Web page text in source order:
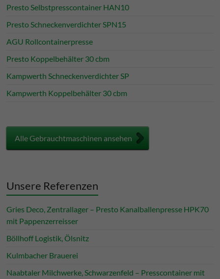
Presto Selbstpresscontainer HAN10
Presto Schneckenverdichter SPN15
AGU Rollcontainerpresse
Presto Koppelbehälter 30 cbm
Kampwerth Schneckenverdichter SP
Kampwerth Koppelbehälter 30 cbm
Alle Gebrauchtmaschinen ansehen
Unsere Referenzen
Gries Deco, Zentrallager – Presto Kanalballenpresse HPK70
mit Pappenzerreisser
Böllhoff Logistik, Ölsnitz
Kulmbacher Brauerei
Naabtaler Milchwerke, Schwarzenfeld – Presscontainer mit